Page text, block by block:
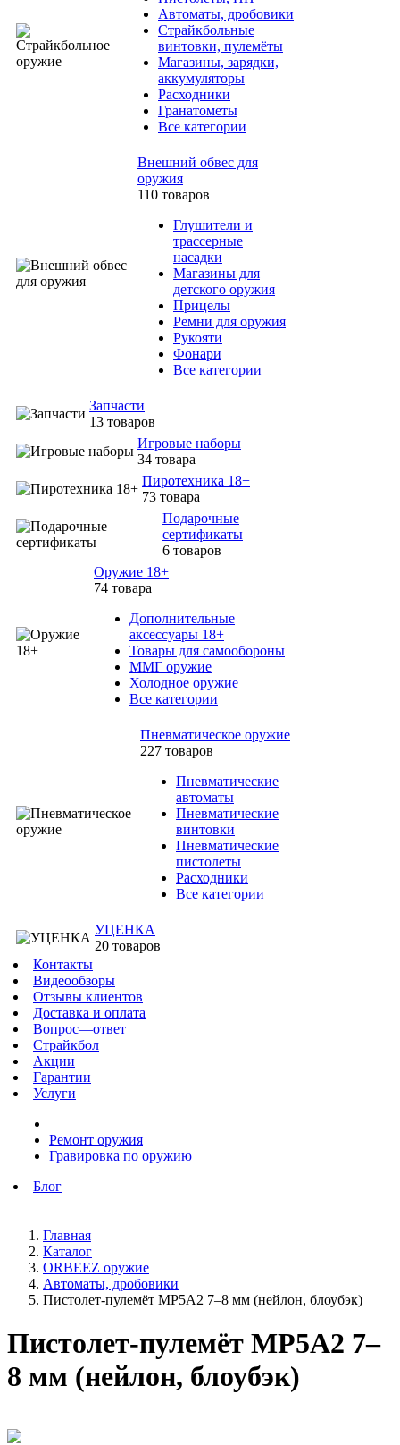
Автоматы, дробовики
Страйкбольные
винтовки, пулемёты
Магазины, зарядки,
аккумуляторы
Расходники
Гранатометы
Все категории
Внешний обвес для
оружия
110 товаров
Глушители и
трассерные
насадки
Магазины для
детского оружия
Прицелы
Ремни для оружия
Рукояти
Фонари
Все категории
Запчасти
13 товаров
Игровые наборы
34 товара
Пиротехника 18+
73 товара
Подарочные
сертификаты
6 товаров
Оружие 18+
74 товара
Дополнительные
аксессуары 18+
Товары для самообороны
ММГ оружие
Холодное оружие
Все категории
Пневматическое оружие
227 товаров
Пневматические
автоматы
Пневматические
винтовки
Пневматические
пистолеты
Расходники
Все категории
УЦЕНКА
20 товаров
Контакты
Видеообзоры
Отзывы клиентов
Доставка и оплата
Вопрос—ответ
Страйкбол
Акции
Гарантии
Услуги
Ремонт оружия
Гравировка по оружию
Блог
Главная
Каталог
ORBEEZ оружие
Автоматы, дробовики
Пистолет-пулемёт MP5A2 7–8 мм (нейлон, блоубэк)
Пистолет-пулемёт MP5A2 7–
8 мм (нейлон, блоубэк)